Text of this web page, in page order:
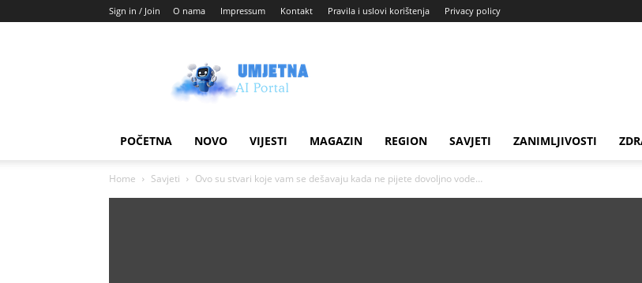
Sign in / Join O nama Impressum Kontakt Pravila i uslovi korištenja Privacy policy
AI
blog
POČETNA NOVO VIJESTI MAGAZIN REGION SAVJETI ZANIMLJIVOSTI
Home Savjeti Ovo su stvari koje vam se dešavaju kada ne pijete dovoljno vode…